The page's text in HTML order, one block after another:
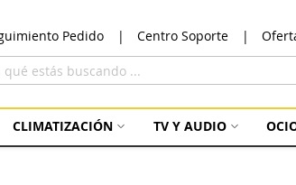
Pedido Centro Soporte
CLIMATIZACIÓN TV Y AUDIO